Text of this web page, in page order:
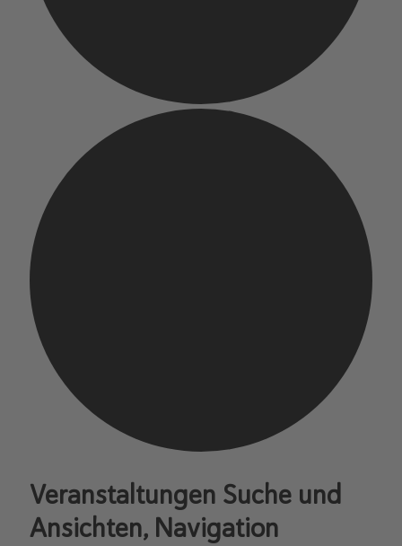
Veranstaltungen Suche und
Ansichten, Navigation